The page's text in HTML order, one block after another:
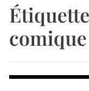
comique